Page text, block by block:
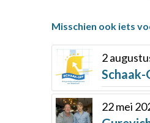
Misschien ook iets
2
22 mei